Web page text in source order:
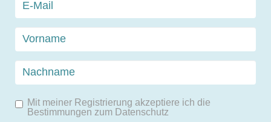
Mit meiner Registrierung akzeptiere ich die
Bestimmungen zum Datenschutz